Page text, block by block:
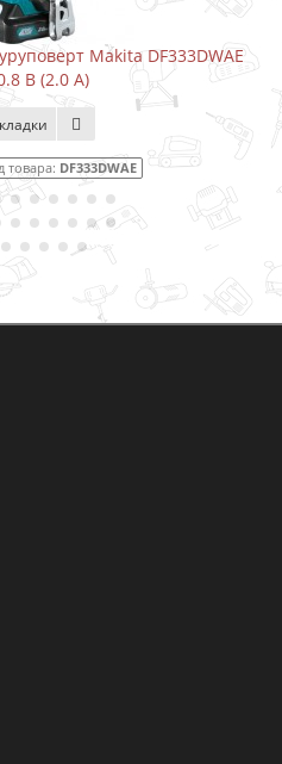
Makita DF333DWAE
В (2.0 А)
товара: DF333DWAE